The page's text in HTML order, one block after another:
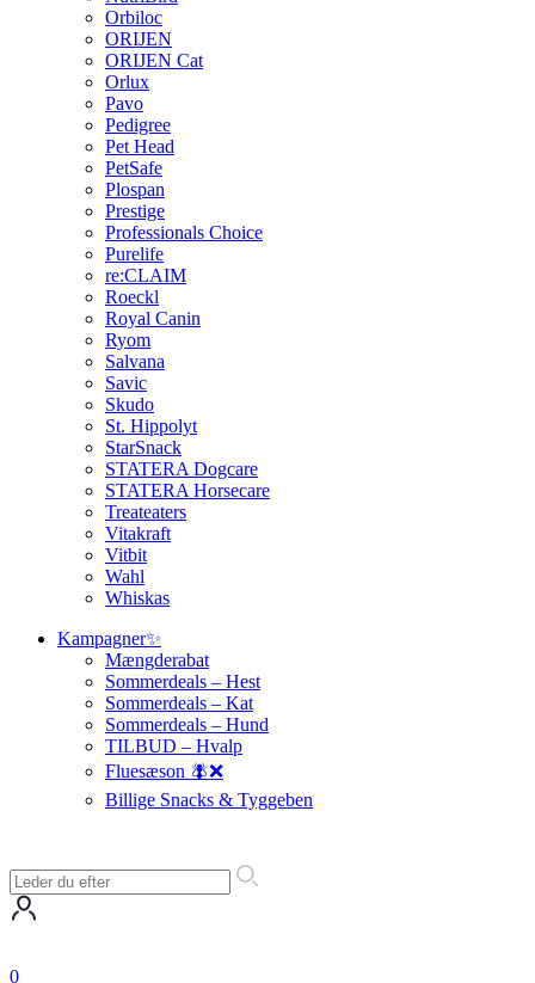
Orbiloc
ORIJEN
ORIJEN Cat
Orlux
Pavo
Pedigree
Pet Head
PetSafe
Plospan
Prestige
Professionals Choice
Purelife
re:CLAIM
Roeckl
Royal Canin
Ryom
Salvana
Savic
Skudo
St. Hippolyt
StarSnack
STATERA Dogcare
STATERA Horsecare
Treateaters
Vitakraft
Vitbit
Wahl
Whiskas
Kampagner✨
Mængderabat
Sommerdeals – Hest
Sommerdeals – Kat
Sommerdeals – Hund
TILBUD – Hvalp
Fluesæson 🪰❌
Billige Snacks & Tyggeben
0